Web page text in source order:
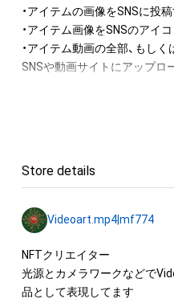
・アイテムの画像をSNSに投
・アイテム画像をSNSのアイ
・アイテム動画の全部、もし
SNSや動画サイトにアップロ
・本アイテムに関する創作物(
ロゴ等を含みますがこれらに
権(著作権、特許権、実用新案
産権(それらの権利を取得し
出願する権利を含みます。)を
Store details
Videoart.mp4|mf774
NFTクリエイター
光源とカメラワークなどで
品として表現してます